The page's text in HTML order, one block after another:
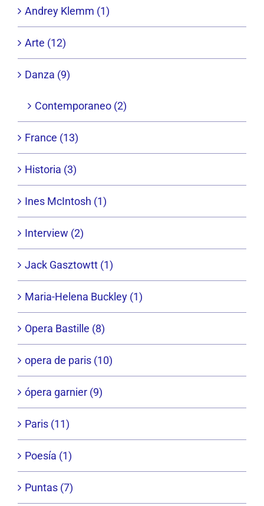
Andrey Klemm (1)
Arte (12)
Danza (9)
Contemporaneo (2)
France (13)
Historia (3)
Ines McIntosh (1)
Interview (2)
Jack Gasztowtt (1)
Maria-Helena Buckley (1)
Opera Bastille (8)
opera de paris (10)
ópera garnier (9)
Paris (11)
Poesía (1)
Puntas (7)